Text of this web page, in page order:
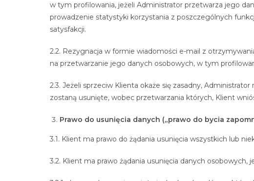
w tym profilowania, jeżeli Administrator przetwarza jego
prowadzenie statystyki korzystania z poszczególnych
satysfakcji.
2.2. Rezygnacja w formie wiadomości e-mail z
na przetwarzanie jego danych osobowych, w tym
2.3. Jeżeli sprzeciw Klienta okaże się zasadny,
zostaną usunięte, wobec przetwarzania których, Klient
Prawo do usunięcia danych („prawo do bycia
3.1. Klient ma prawo do żądania usunięcia wszystkich lub
3.2. Klient ma prawo żądania usunięcia danych osobowych,